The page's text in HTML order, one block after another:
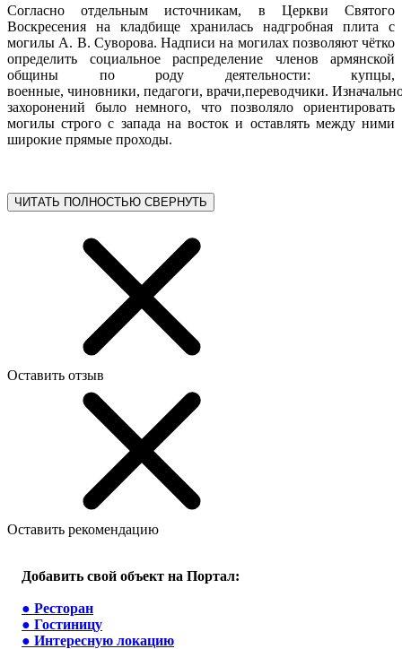
Согласно отдельным источникам, в Церкви Святого
Воскресения на кладбище хранилась надгробная плита с
могилы А. В. Суворова. Надписи на могилах позволяют чётко
определить социальное распределение членов армянской
общины по роду деятельности: купцы,
военные, чиновники, педагоги, врачи,переводчики.
захоронений было немного, что позволяло ориентировать
могилы строго с запада на восток и оставлять между ними
широкие прямые проходы.
ЧИТАТЬ ПОЛНОСТЬЮ СВЕРНУТЬ
Оставить отзыв
Оставить рекомендацию
Добавить свой объект на Портал:
● Ресторан
● Гостиницу
● Интересную локацию